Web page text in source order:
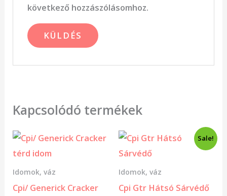
következő hozzászólásomhoz.
Kapcsolódó termékek
Idomok, váz
Cpi/ Generick Cracker
Sale!
Idomok, váz
Cpi Gtr Hátsó Sárvédő
Original
price
was:
000 Ft.
Current
price